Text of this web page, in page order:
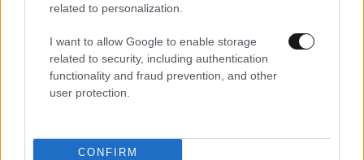
related to personalization.
I want to allow Google to enable storage
related to security, including authentication
functionality and fraud prevention, and other
user protection.
CONFIRM